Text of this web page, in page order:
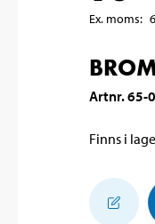
Ex. moms:
Artnr.65-
Finns i